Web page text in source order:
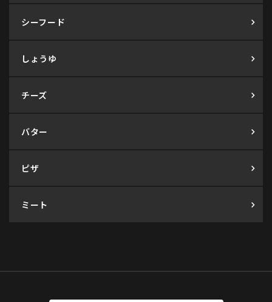
シーフード
しょうゆ
チーズ
バター
ピザ
ミート